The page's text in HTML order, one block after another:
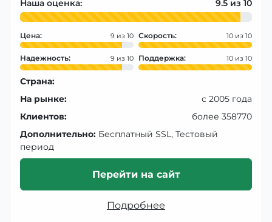
Наша оценка: 9.5
Цена: 9 Скорость: 10
Надежность: 9 Поддержка: 10
Страна:
На рынке:
с 2005 года
Клиентов:
более 358770
Дополнительно: Бесплатный SSL, Тестовый
период
Перейти на сайт
Подробнее